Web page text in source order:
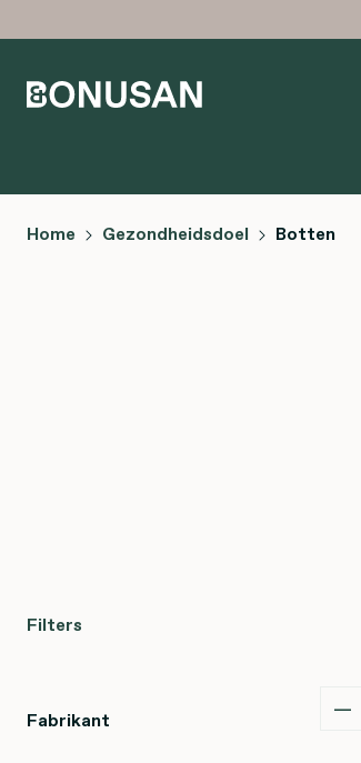
Home Gezondheidsdoel Botten
Filters
Fabrikant